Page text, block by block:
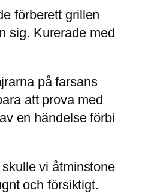
förberett grillen
sig. Kurerade med
på farsans
att prova med
en händelse förbi
vi åtminstone
och försiktigt.